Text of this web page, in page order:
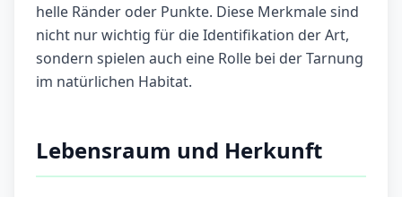
helle Ränder oder Punkte. Diese Merkmale sind
nicht nur wichtig für die Identifikation der Art,
sondern spielen auch eine Rolle bei der Tarnung
im natürlichen Habitat.
Lebensraum und Herkunft